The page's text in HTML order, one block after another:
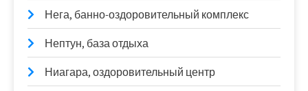
Нега, банно-оздоровительный комплекс
Нептун, база отдыха
Ниагара, оздоровительный центр